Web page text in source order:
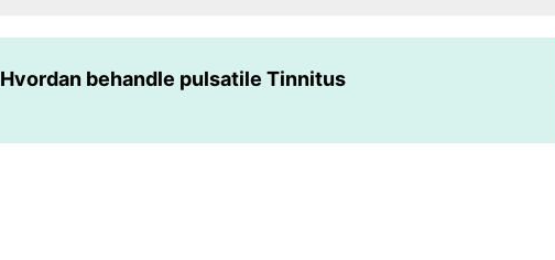
Hvordan behandle pulsatile Tinnitus